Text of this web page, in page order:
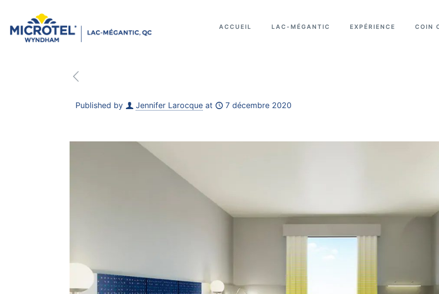
ACCUEIL LAC-MÉGANTIC EXPÉRIENCE COIN
Published by Jennifer Larocque at 7 décembre 2020